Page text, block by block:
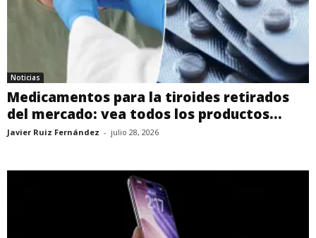
Noticias
Medicamentos para la tiroides retirados
del mercado: vea todos los productos...
Javier Ruiz Fernández - julio 28, 2026